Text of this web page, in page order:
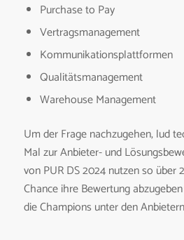
Purchase to Pay
Vertragsmanagement
Kommunikationsplattformen
Qualitätsmanagement
Warehouse Management
Um der Frage nachzugehen, lud
Mal zur Anbieter- und
von PUR DS 2024 nutzen so über
Chance ihre Bewertung
die Champions unter den